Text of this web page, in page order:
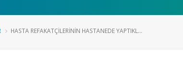
HASTA REFAKATÇİLERİNİN HASTANEDE YAPTIKL...